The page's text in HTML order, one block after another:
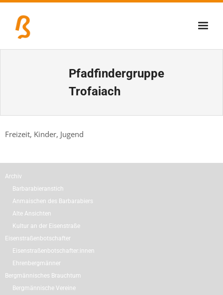
Pfadfindergruppe
Trofaiach
Freizeit, Kinder, Jugend
Archiv
Barbarabieranstich
Anmaischen des Barbarabiers
Alte Ansichten
Kultur an der Eisenstraße
Eisenstraßenbotschafter
Eisenstraßenbotschafter:innen
Ehrenbergmänner
Bergmännisches Brauchtum
Bergmännische Vereine